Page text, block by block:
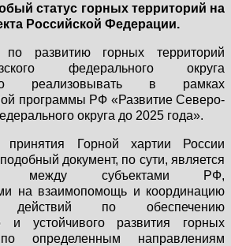
статус горных территорий на
Российской Федерации.
по развитию горных территорий
федерального округа
реализовывать в рамках
программы РФ «Развитие Северо-
округа до 2025 года».
принятия Горной хартии России
документ, по сути, является
между субъектами РФ,
на взаимопомощь и координацию
действий по обеспечению
и устойчивого развития горных
определенным направлениям